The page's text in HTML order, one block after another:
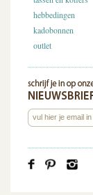
hebbedingen
kadobonnen
outlet